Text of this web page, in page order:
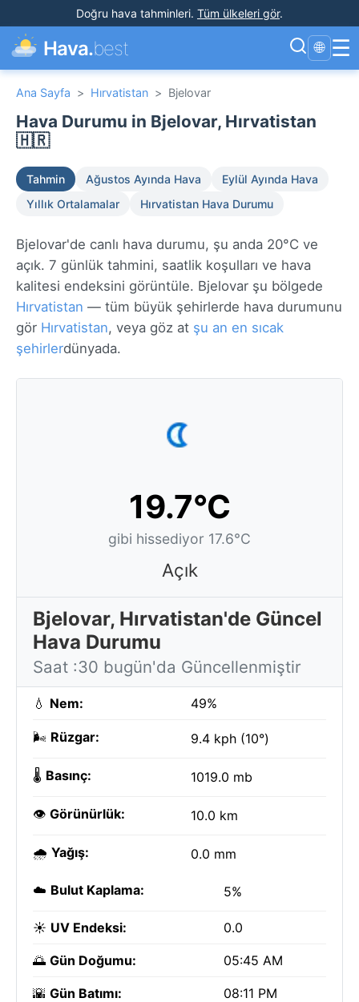
Doğru hava tahminleri. Tüm ülkeleri gör.
Hava.best 🌐 ☰
Ana Sayfa > Hırvatistan > Bjelovar
Hava Durumu in Bjelovar, Hırvatistan
🇭🇷
Tahmin Ağustos Ayında Hava
Eylül Ayında Hava
Yıllık Ortalamalar
Hırvatistan Hava Durumu
Bjelovar'de canlı hava durumu, şu anda 20°C ve
açık. 7 günlük tahmini, saatlik koşulları ve hava
kalitesi endeksini görüntüle. Bjelovar şu bölgede
Hırvatistan — tüm büyük şehirlerde hava durumunu
gör Hırvatistan, veya göz at şu an en sıcak
şehirlerdünyada.
19.7°C
gibi hissediyor 17.6°C
Açık
Bjelovar, Hırvatistan'de Güncel
Hava Durumu
Saat :30 bugün'da Güncellenmiştir
💧 Nem: 49%
🌬️ Rüzgar: 9.4 kph (10°)
🌡️ Basınç: 1019.0 mb
👁️ Görünürlük: 10.0 km
🌧️ Yağış: 0.0 mm
☁️ Bulut Kaplama: 5%
☀️ UV Endeksi: 0.0
🌅 Gün Doğumu: 05:45 AM
🌇 Gün Batımı: 08:11 PM